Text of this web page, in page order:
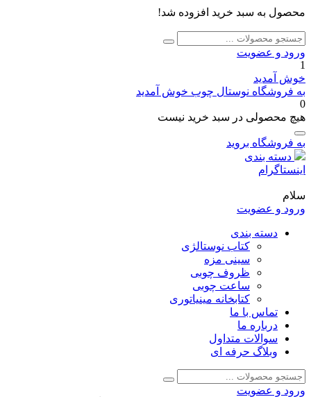
محصول به سبد خرید افزوده شد!
جستجو
برای:
جستجو
ورود و عضویت
1
خوش آمدید
به فروشگاه نوستال چوب خوش آمدید
0
هیچ محصولی در سبد خرید نیست
به فروشگاه بروید
دسته بندی
اینستاگرام
سلام
ورود و عضویت
دسته بندی
کتاب نوستالژی
سینی مزه
ظروف چوبی
ساعت چوبی
کتابخانه مینیاتوری
تماس با ما
درباره ما
سوالات متداول
وبلاگ حرفه ای
جستجو
برای:
جستجو
ورود و عضویت